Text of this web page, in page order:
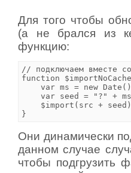
Для того чтобы
(а не брался из
функцию:
// подключаем вместе
function
var ms = new
var seed = "?" +
$import(src +
Они динамически
данном случае
чтобы подгрузить